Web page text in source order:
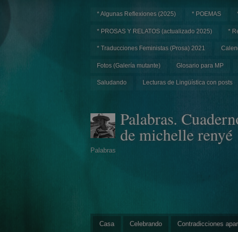
* Algunas Reflexiones (2025) * POEMAS
* PROSAS Y RELATOS (actualizado 2025) *
* Traducciones Feministas (Prosa) 2021
Fotos (Galería mutante) Glosario para MP
Saludando Lecturas de Lingüística con posts
Palabras.
de michelle renyé
Palabras
Casa Celebrando Contradicciones